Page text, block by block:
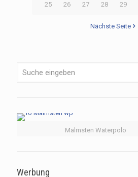
25 26 27 28 29
Nächste Seite
Malmsten Waterpolo
Werbung